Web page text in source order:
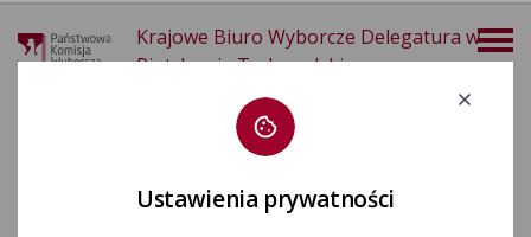
Krajowe Biuro Wyborcze Delegatura w
Piotrkowie Trybunalskim
Ustawienia prywatności